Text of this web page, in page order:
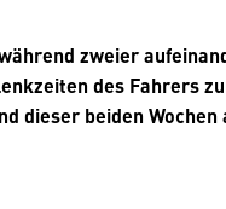
zweier
des Fahrers
dieser beiden